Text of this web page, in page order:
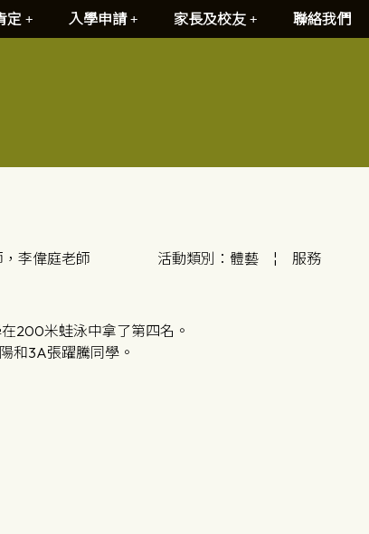
定 入學申請 家長及校友 聯絡我們
李偉庭老師 活動類別：體藝 ¦
服務
200米蛙泳中拿了第四名。
和3A張躍騰同學。